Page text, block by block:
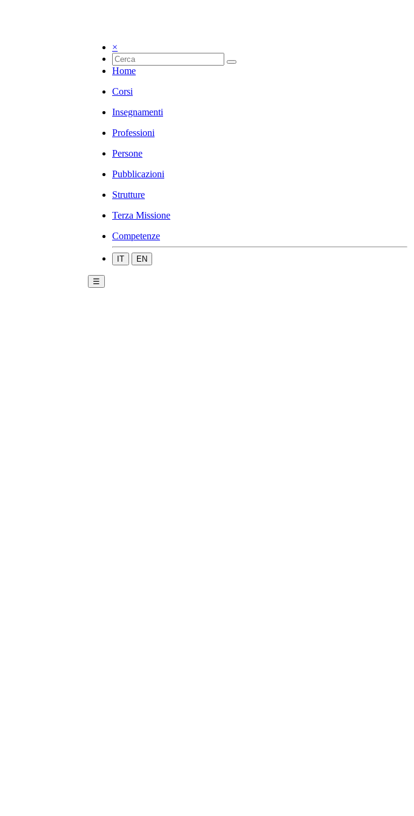
×
Home
Corsi
Insegnamenti
Professioni
Persone
Pubblicazioni
Strutture
Terza Missione
Competenze
IT EN
☰